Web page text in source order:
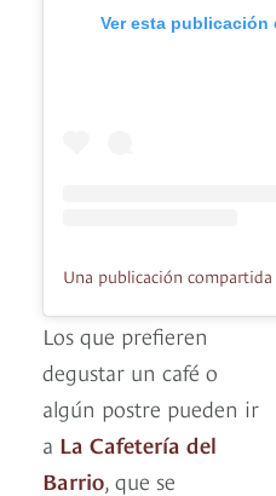
Ver esta publicación
Los que prefieren
degustar un café o
algún postre pueden ir
a La Cafetería del
Barrio , que se